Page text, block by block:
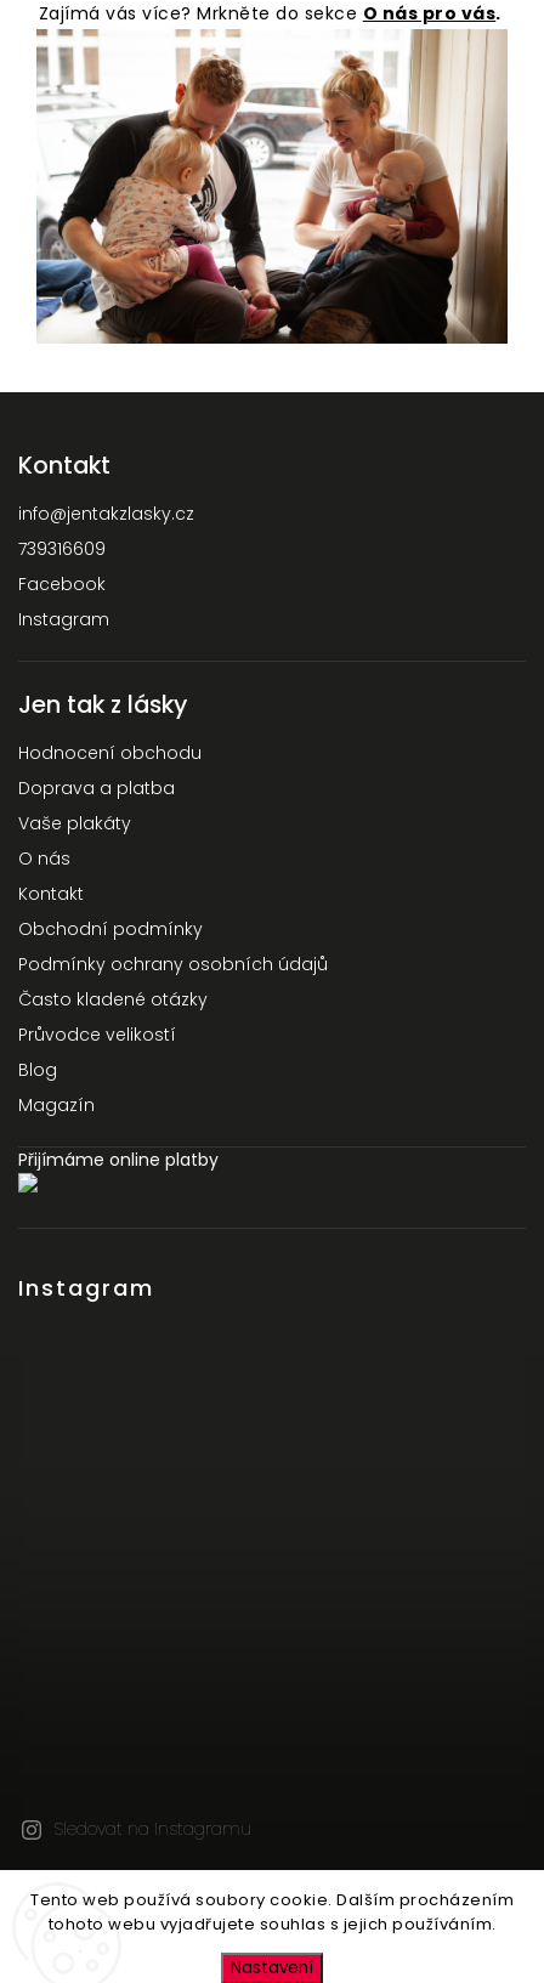
Tento web používá soubory cookie. Dalším procházením
tohoto webu vyjadřujete souhlas s jejich používáním.
Nastavení
Zajímá vás více? Mrkněte do sekce O nás pro vás.
Kontakt
info@jentakzlasky.cz
739316609
Facebook
Instagram
Jen tak z lásky
Hodnocení obchodu
Doprava a platba
Vaše plakáty
O nás
Kontakt
Obchodní podmínky
Podmínky ochrany osobních údajů
Často kladené otázky
Průvodce velikostí
Blog
Magazín
Přijímáme online platby
Instagram
Sledovat na Instagramu
Copyright 2026Jen tak z lásky. Všechna práva
vyhrazena.
Upravit nastavení cookies